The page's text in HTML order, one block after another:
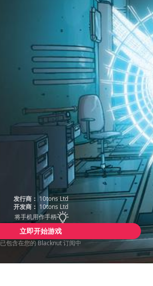
发行商： 10tons Ltd
开发商： 10tons Ltd
将手机用作手柄
立即开始游戏
已包含在您的 Blacknut 订阅中